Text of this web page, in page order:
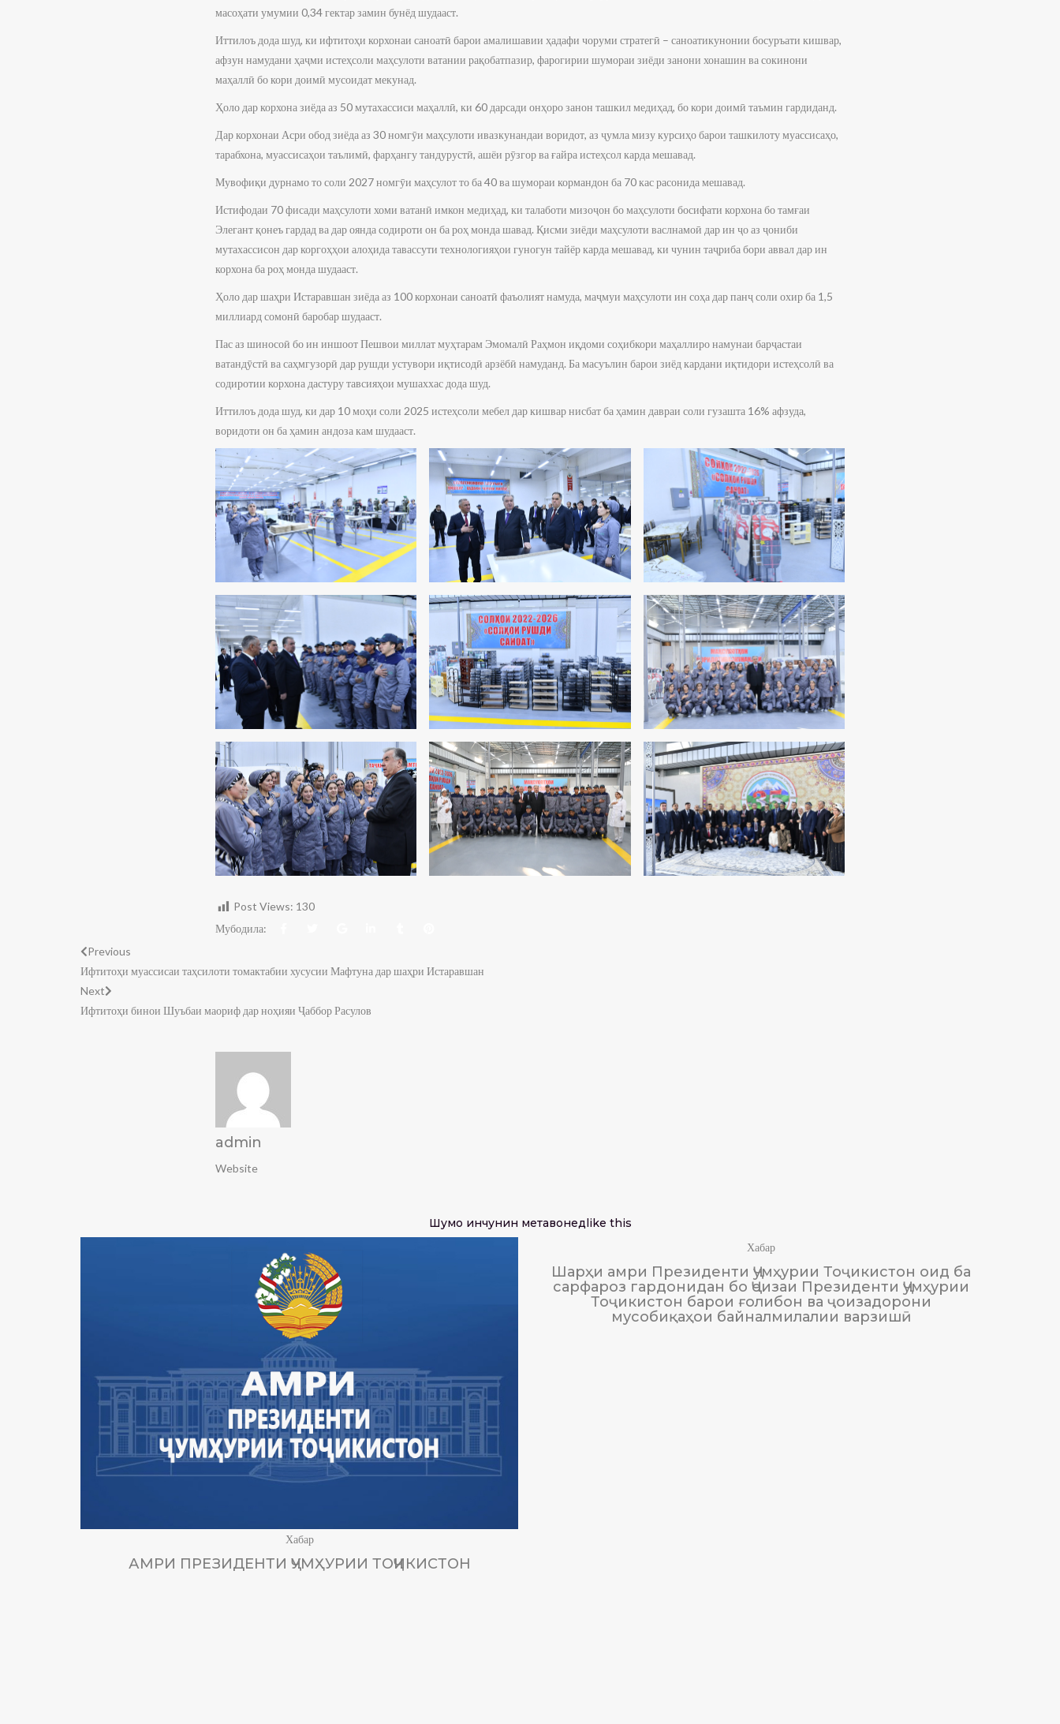
масоҳати умумии 0,34 гектар замин бунёд шудааст.
Иттилоъ дода шуд, ки ифтитоҳи корхонаи саноатӣ барои амалишавии ҳадафи чоруми стратегӣ – саноатикунонии босуръати кишвар,
афзун намудани ҳаҷми истеҳсоли маҳсулоти ватании рақобатпазир, фарогирии шумораи зиёди занони хонашин ва сокинони
маҳаллӣ бо кори доимӣ мусоидат мекунад.
Ҳоло дар корхона зиёда аз 50 мутахассиси маҳаллӣ, ки 60 дарсади онҳоро занон ташкил медиҳад, бо кори доимӣ таъмин гардиданд.
Дар корхонаи Асри обод зиёда аз 30 номгӯи маҳсулоти ивазкунандаи воридот, аз ҷумла мизу курсиҳо барои ташкилоту муассисаҳо,
тарабхона, муассисаҳои таълимӣ, фарҳангу тандурустӣ, ашёи рӯзгор ва ғайра истеҳсол карда мешавад.
Мувофиқи дурнамо то соли 2027 номгӯи маҳсулот то ба 40 ва шумораи кормандон ба 70 кас расонида мешавад.
Истифодаи 70 фисади маҳсулоти хоми ватанӣ имкон медиҳад, ки талаботи мизоҷон бо маҳсулоти босифати корхона бо тамғаи
Элегант қонеъ гардад ва дар оянда содироти он ба роҳ монда шавад. Қисми зиёди маҳсулоти васлнамоӣ дар ин ҷо аз ҷониби
мутахассисон дар коргоҳҳои алоҳида тавассути технологияҳои гуногун тайёр карда мешавад, ки чунин таҷриба бори аввал дар ин
корхона ба роҳ монда шудааст.
Ҳоло дар шаҳри Истаравшан зиёда аз 100 корхонаи саноатӣ фаъолият намуда, маҷмуи маҳсулоти ин соҳа дар панҷ соли охир ба 1,5
миллиард сомонӣ баробар шудааст.
Пас аз шиносоӣ бо ин иншоот Пешвои миллат муҳтарам Эмомалӣ Раҳмон иқдоми соҳибкори маҳаллиро намунаи барҷастаи
ватандӯстӣ ва саҳмгузорӣ дар рушди устувори иқтисодӣ арзёбӣ намуданд. Ба масуълин барои зиёд кардани иқтидори истеҳсолӣ ва
содиротии корхона дастуру тавсияҳои мушаххас дода шуд.
Иттилоъ дода шуд, ки дар 10 моҳи соли 2025 истеҳсоли мебел дар кишвар нисбат ба ҳамин давраи соли гузашта 16% афзуда,
воридоти он ба ҳамин андоза кам шудааст.
Post Views: 130
Мубодила:
Previous
Ифтитоҳи муассисаи таҳсилоти томактабии хусусии Мафтуна дар шаҳри Истаравшан
Next
Ифтитоҳи бинои Шуъбаи маориф дар ноҳияи Ҷаббор Расулов
admin
Website
Шумо инчунин метавонед like this
Хабар
АМРИ ПРЕЗИДЕНТИ ҶУМҲУРИИ ТОҶИКИСТОН
Хабар
Шарҳи амри Президенти Ҷумҳурии Тоҷикистон оид ба
сарфароз гардонидан бо Ҷоизаи Президенти Ҷумҳурии
Тоҷикистон барои ғолибон ва ҷоизадорони
мусобиқаҳои байналмилалии варзишӣ